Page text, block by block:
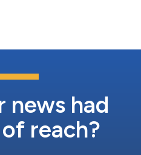
成首个商业协议，在此之前，
日宣布向Microba进行了1780
和Microba就战略合作伙伴
在，分销协议的签署完成了这些
...
news had
reach?